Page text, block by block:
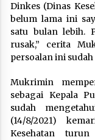
Dinkes (Dinas
belum lama ini
satu bulan lebih.
rusak,” cerita
persoalan ini
Mukrimin
sebagai Kepala
sudah
(14/8/2021)
Kesehatan